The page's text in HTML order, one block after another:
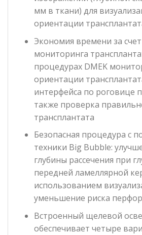
мм в ткани) для
ориентации
Экономия времени за счет
мониторинга
процедурах DMEK
ориентации
интерфейса по роговице
также проверка
трансплантата
Безопасная процедура с
техники Big Bubble:
глубины рассечения при
передней ламеллярной
использованием
уменьшение риска
Встроенный щелевой
обеспечивает четыре